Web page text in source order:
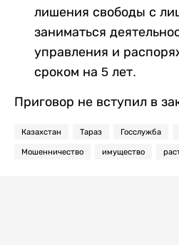
лишения свободы с
заниматься
управления и
сроком на 5 лет.
Приговор не вступил в
Казахстан Тараз Госслужба
Мошенничество имущество